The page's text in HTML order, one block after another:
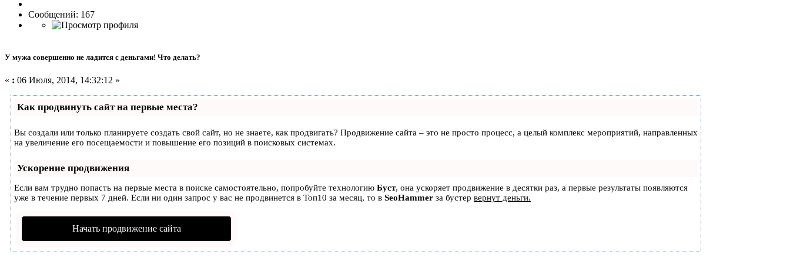
Сообщений: 167
У мужа совершенно не ладится с деньгами! Что делать?
« : 06 Июля, 2014, 14:32:12 »
Как продвинуть сайт на первые места?
Вы создали или только планируете создать свой сайт, но не знаете, как продвигать? Продвижение сайта – это не просто процесс, а целый комплекс мероприятий, направленных
на увеличение его посещаемости и повышение его позиций в поисковых системах.
Ускорение продвижения
Если вам трудно попасть на первые места в поиске самостоятельно, попробуйте технологию Буст, она ускоряет продвижение в десятки раз, а первые результаты появляются
уже в течение первых 7 дней. Если ни один запрос у вас не продвинется в Топ10 за месяц, то в SeoHammer за бустер вернут деньги.
Начать продвижение сайта